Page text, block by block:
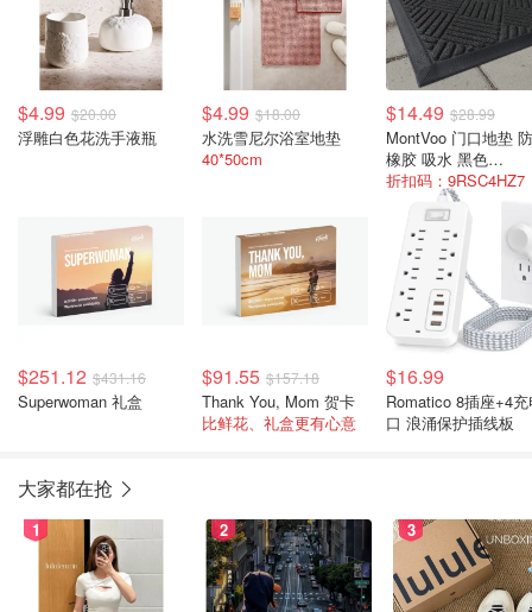
$4.99 $20.00
浮雕白色花洗手液瓶
$4.99 $18.00
水洗雪尼尔浴室地垫
40*50cm
$14.49 $28.99
MontVoo 门口地垫
橡胶 吸水 黑色
43X75cm
折扣码：9RSC4HZ7
$251.12 $431.16
Superwoman 礼盒
$91.55 $157.18
Thank You, Mom 贺卡
比鲜花、礼盒更有心意
$16.99
Romatico 8插座+4
口 浪涌保护插线板
大家都在抢
1 2 3